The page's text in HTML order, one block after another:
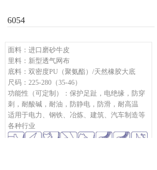
6054
面料：进口磨砂牛皮
里料：新型透气网布
底料：双密度PU（聚氨酯）/天然橡胶大底
尺码：225-280（35-46）
功能性（可定制）：保护足趾，电绝缘，防穿
刺，耐酸碱，耐油，防静电，防滑，耐高温
适用于电力、钢铁、冶炼、建筑、汽车制造等
各种行业